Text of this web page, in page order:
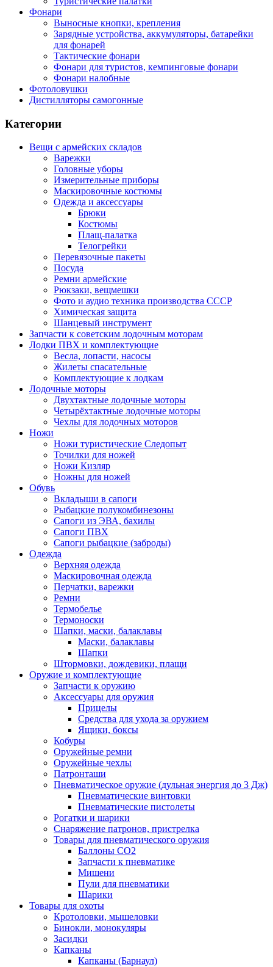
Фонари
Выносные кнопки, крепления
Зарядные устройства, аккумуляторы, батарейки
для фонарей
Тактические фонари
Фонари для туристов, кемпинговые фонари
Фонари налобные
Фотоловушки
Дистилляторы самогонные
Категории
Вещи с армейских складов
Варежки
Головные уборы
Измерительные приборы
Маскировочные костюмы
Одежда и аксессуары
Брюки
Костюмы
Плащ-палатка
Телогрейки
Перевязочные пакеты
Посуда
Ремни армейские
Рюкзаки, вещмешки
Фото и аудио техника производства СССР
Химическая защита
Шанцевый инструмент
Запчасти к советским лодочным моторам
Лодки ПВХ и комплектующие
Весла, лопасти, насосы
Жилеты спасательные
Комплектующие к лодкам
Лодочные моторы
Двухтактные лодочные моторы
Четырёхтактные лодочные моторы
Чехлы для лодочных моторов
Ножи
Ножи туристические Следопыт
Точилки для ножей
Ножи Кизляр
Ножны для ножей
Обувь
Вкладыши в сапоги
Рыбацкие полукомбинезоны
Сапоги из ЭВА, бахилы
Сапоги ПВХ
Сапоги рыбацкие (заброды)
Одежда
Верхняя одежда
Маскировочная одежда
Перчатки, варежки
Ремни
Термобелье
Термоноски
Шапки, маски, балаклавы
Маски, балаклавы
Шапки
Штормовки, дождевики, плащи
Оружие и комплектующие
Запчасти к оружию
Аксессуары для оружия
Прицелы
Средства для ухода за оружием
Ящики, боксы
Кобуры
Оружейные ремни
Оружейные чехлы
Патронташи
Пневматическое оружие (дульная энергия до 3 Дж)
Пневматические винтовки
Пневматические пистолеты
Рогатки и шарики
Снаряжение патронов, пристрелка
Товары для пневматического оружия
Баллоны СО2
Запчасти к пневматике
Мишени
Пули для пневматики
Шарики
Товары для охоты
Кротоловки, мышеловки
Бинокли, монокуляры
Засидки
Капканы
Капканы (Барнаул)